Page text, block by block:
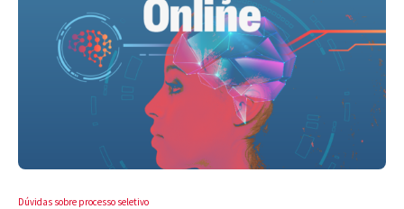
Dúvidas sobre processo seletivo